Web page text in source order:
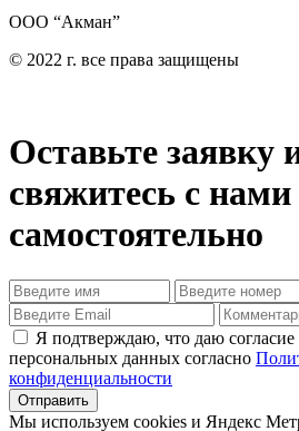
ООО “Акман”
© 2022 г. все права защищены
Оставьте заявку
свяжитесь с нами
самостоятельно
Я подтверждаю, что даю
персональных данных согласно
конфиденциальности
Отправить
Мы используем cookies и Яндекс